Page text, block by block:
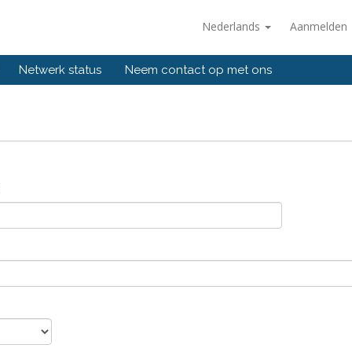
Nederlands Aanmelden
Netwerk status Neem contact op met ons